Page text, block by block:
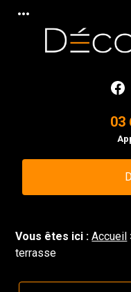
more_horiz
03
Vous êtes ici : Accueil
terrasse